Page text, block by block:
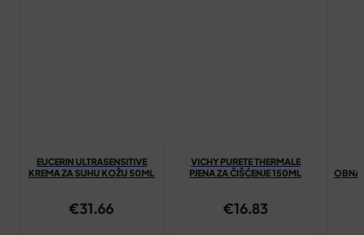
EUCERIN ULTRASENSITIVE
KREMA ZA SUHU KOŽU 50ML
€31.66
VICHY PURETE THERMALE
PJENA ZA ČIŠĆENJE 150ML
€16.83